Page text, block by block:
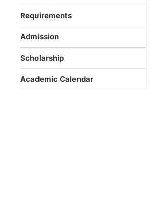
Requirements
Admission
Scholarship
Academic Calendar